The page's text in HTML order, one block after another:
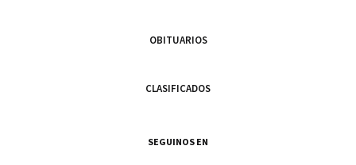
OBITUARIOS
CLASIFICADOS
SEGUINOS EN